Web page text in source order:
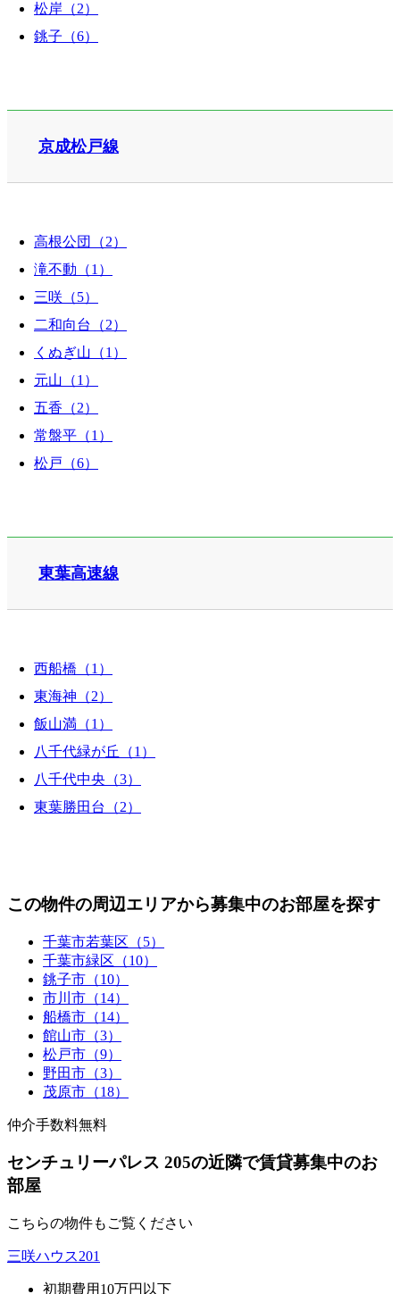
松岸（2）
銚子（6）
京成松戸線
高根公団（2）
滝不動（1）
三咲（5）
二和向台（2）
くぬぎ山（1）
元山（1）
五香（2）
常盤平（1）
松戸（6）
東葉高速線
西船橋（1）
東海神（2）
飯山満（1）
八千代緑が丘（1）
八千代中央（3）
東葉勝田台（2）
この物件の周辺エリアから募集中のお部屋を探す
千葉市若葉区（5）
千葉市緑区（10）
銚子市（10）
市川市（14）
船橋市（14）
館山市（3）
松戸市（9）
野田市（3）
茂原市（18）
仲介手数料無料
センチュリーパレス 205の近隣で賃貸募集中のお
部屋
こちらの物件もご覧ください
三咲ハウス201
初期費用10万円以下